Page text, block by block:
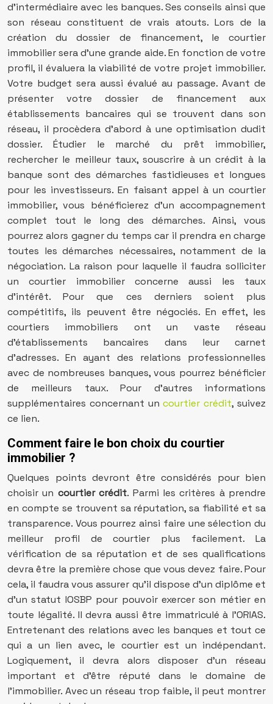
d’intermédiaire avec les banques. Ses conseils ainsi que
son réseau constituent de vrais atouts. Lors de la
création du dossier de financement, le courtier
immobilier sera d’une grande aide. En fonction de votre
profil, il évaluera la viabilité de votre projet immobilier.
Votre budget sera aussi évalué au passage. Avant de
présenter votre dossier de financement aux
établissements bancaires qui se trouvent dans son
réseau, il procèdera d’abord à une optimisation dudit
dossier. Étudier le marché du prêt immobilier,
rechercher le meilleur taux, souscrire à un crédit à la
banque sont des démarches fastidieuses et longues
pour les investisseurs. En faisant appel à un courtier
immobilier, vous bénéficierez d’un accompagnement
complet tout le long des démarches. Ainsi, vous
pourrez alors gagner du temps car il prendra en charge
toutes les démarches nécessaires, notamment de la
négociation. La raison pour laquelle il faudra solliciter
un courtier immobilier concerne aussi les taux
d’intérêt. Pour que ces derniers soient plus
compétitifs, ils peuvent être négociés. En effet, les
courtiers immobiliers ont un vaste réseau
d’établissements bancaires dans leur carnet
d’adresses. En ayant des relations professionnelles
avec de nombreuses banques, vous pourrez bénéficier
de meilleurs taux. Pour d’autres informations
supplémentaires concernant uncourtier crédit, suivez
ce lien.
Comment faire le bon choix du courtier
immobilier ?
Quelques points devront être considérés pour bien
choisir un courtier crédit. Parmi les critères à prendre
en compte se trouvent sa réputation, sa fiabilité et sa
transparence. Vous pourrez ainsi faire une sélection du
meilleur profil de courtier plus facilement. La
vérification de sa réputation et de ses qualifications
devra être la première chose que vous devez faire. Pour
cela, il faudra vous assurer qu’il dispose d’un diplôme et
d’un statut IOSBP pour pouvoir exercer son métier en
toute légalité. Il devra aussi être immatriculé à l’ORIAS.
Entretenant des relations avec les banques et tout ce
qui a un lien avec, le courtier est un indépendant.
Logiquement, il devra alors disposer d’un réseau
important et d’être réputé dans le domaine de
l’immobilier. Avec un réseau trop faible, il peut montrer